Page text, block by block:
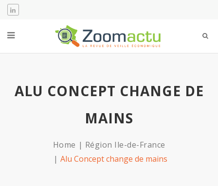
ALU CONCEPT CHANGE DE
MAINS
Home
Région Ile-de-France
Alu Concept change de mains